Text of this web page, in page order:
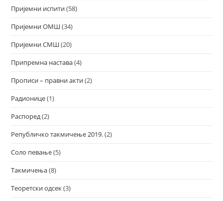
Пријемни испити(58)
Пријемни ОМШ(34)
Пријемни СМШ(20)
Припремна настава(4)
Прописи – правни акти(2)
Радионице(1)
Распоред(2)
Републичко такмичење 2019.(2)
Соло певање(5)
Такмичења(8)
Теоретски одсек(3)